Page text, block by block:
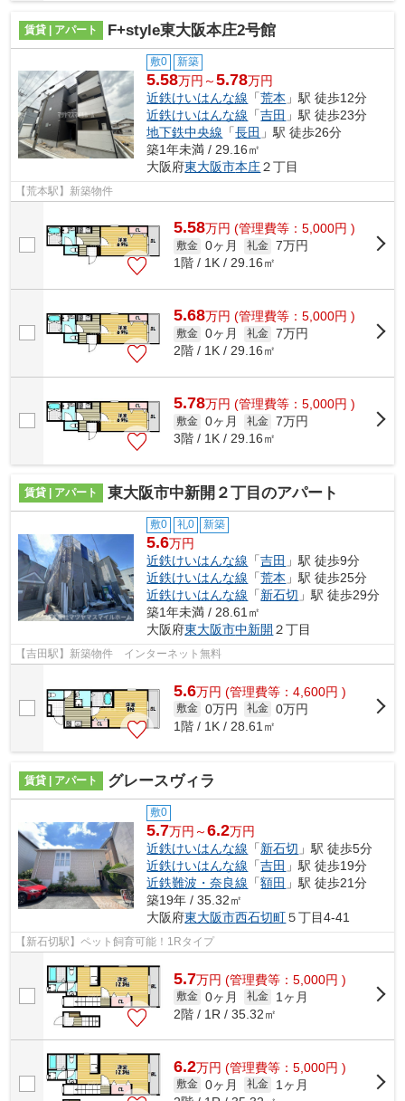
賃貸 | アパート F+style東大阪本庄2号館
敷0 新築
5.58万円～5.78万円
近鉄けいはんな線 「荒本 」駅 徒歩12分
近鉄けいはんな線 「吉田 」駅 徒歩23分
地下鉄中央線 「長田 」駅 徒歩26分
築1年未満 / 29.16㎡
大阪府東大阪市本庄２丁目
【荒本駅】新築物件
5.58万円 (管理費等：5,000円 )
敷金 0ヶ月 礼金 7万円
1階 / 1K / 29.16㎡
5.68万円 (管理費等：5,000円 )
敷金 0ヶ月 礼金 7万円
2階 / 1K / 29.16㎡
5.78万円 (管理費等：5,000円 )
敷金 0ヶ月 礼金 7万円
3階 / 1K / 29.16㎡
賃貸 | アパート 東大阪市中新開２丁目のアパート
敷0 礼0 新築
5.6万円
近鉄けいはんな線 「吉田 」駅 徒歩9分
近鉄けいはんな線 「荒本 」駅 徒歩25分
近鉄けいはんな線 「新石切 」駅 徒歩29分
築1年未満 / 28.61㎡
大阪府東大阪市中新開 ２丁目
【吉田駅】新築物件 インターネット無料
5.6万円 (管理費等：4,600円 )
敷金 0万円 礼金 0万円
1階 / 1K / 28.61㎡
賃貸 | アパート グレースヴィラ
敷0
5.7万円～6.2万円
近鉄けいはんな線 「新石切 」駅 徒歩5分
近鉄けいはんな線 「吉田 」駅 徒歩19分
近鉄難波・奈良線 「額田 」駅 徒歩21分
築19年 / 35.32㎡
大阪府東大阪市西石切町５丁目4-41
【新石切駅】ペット飼育可能！1Rタイプ
5.7万円 (管理費等：5,000円 )
敷金 0ヶ月 礼金
1ヶ月
2階 / 1R / 35.32㎡
6.2万円 (管理費等：5,000円 )
敷金 0ヶ月 礼金
1ヶ月